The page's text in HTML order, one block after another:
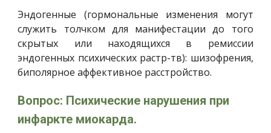
Эндогенные (гормональные изменения могут
служить толчком для манифестации до того
скрытых или находящихся в ремиссии
эндогенных психических растр-тв): шизофрения,
биполярное аффективное расстройство.
Вопрос: Психические нарушения при
инфаркте миокарда.